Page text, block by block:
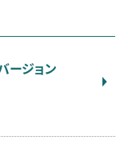
ージョン